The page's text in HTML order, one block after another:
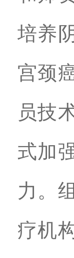
培养
宫颈
员技
式加
力。
疗机